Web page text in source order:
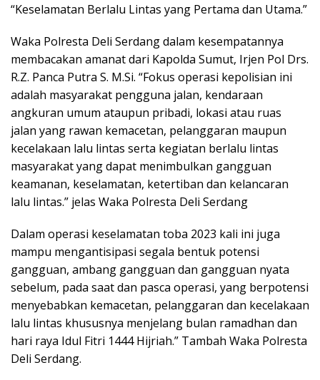
“Keselamatan Berlalu Lintas yang Pertama dan Utama.”
Waka Polresta Deli Serdang dalam kesempatannya
membacakan amanat dari Kapolda Sumut, Irjen Pol Drs.
R.Z. Panca Putra S. M.Si. “Fokus operasi kepolisian ini
adalah masyarakat pengguna jalan, kendaraan
angkuran umum ataupun pribadi, lokasi atau ruas
jalan yang rawan kemacetan, pelanggaran maupun
kecelakaan lalu lintas serta kegiatan berlalu lintas
masyarakat yang dapat menimbulkan gangguan
keamanan, keselamatan, ketertiban dan kelancaran
lalu lintas.” jelas Waka Polresta Deli Serdang
Dalam operasi keselamatan toba 2023 kali ini juga
mampu mengantisipasi segala bentuk potensi
gangguan, ambang gangguan dan gangguan nyata
sebelum, pada saat dan pasca operasi, yang berpotensi
menyebabkan kemacetan, pelanggaran dan kecelakaan
lalu lintas khususnya menjelang bulan ramadhan dan
hari raya Idul Fitri 1444 Hijriah.” Tambah Waka Polresta
Deli Serdang.